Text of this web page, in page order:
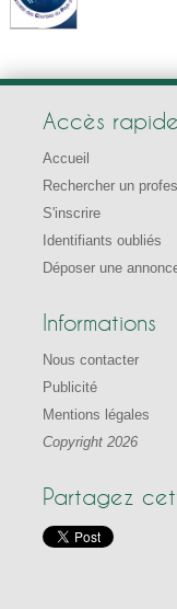
Accès rapide
Accueil
Rechercher un
S'inscrire
Identifiants oubliés
Déposer une
Informations
Nous contacter
Publicité
Mentions légales
Copyright 2026
Partagez